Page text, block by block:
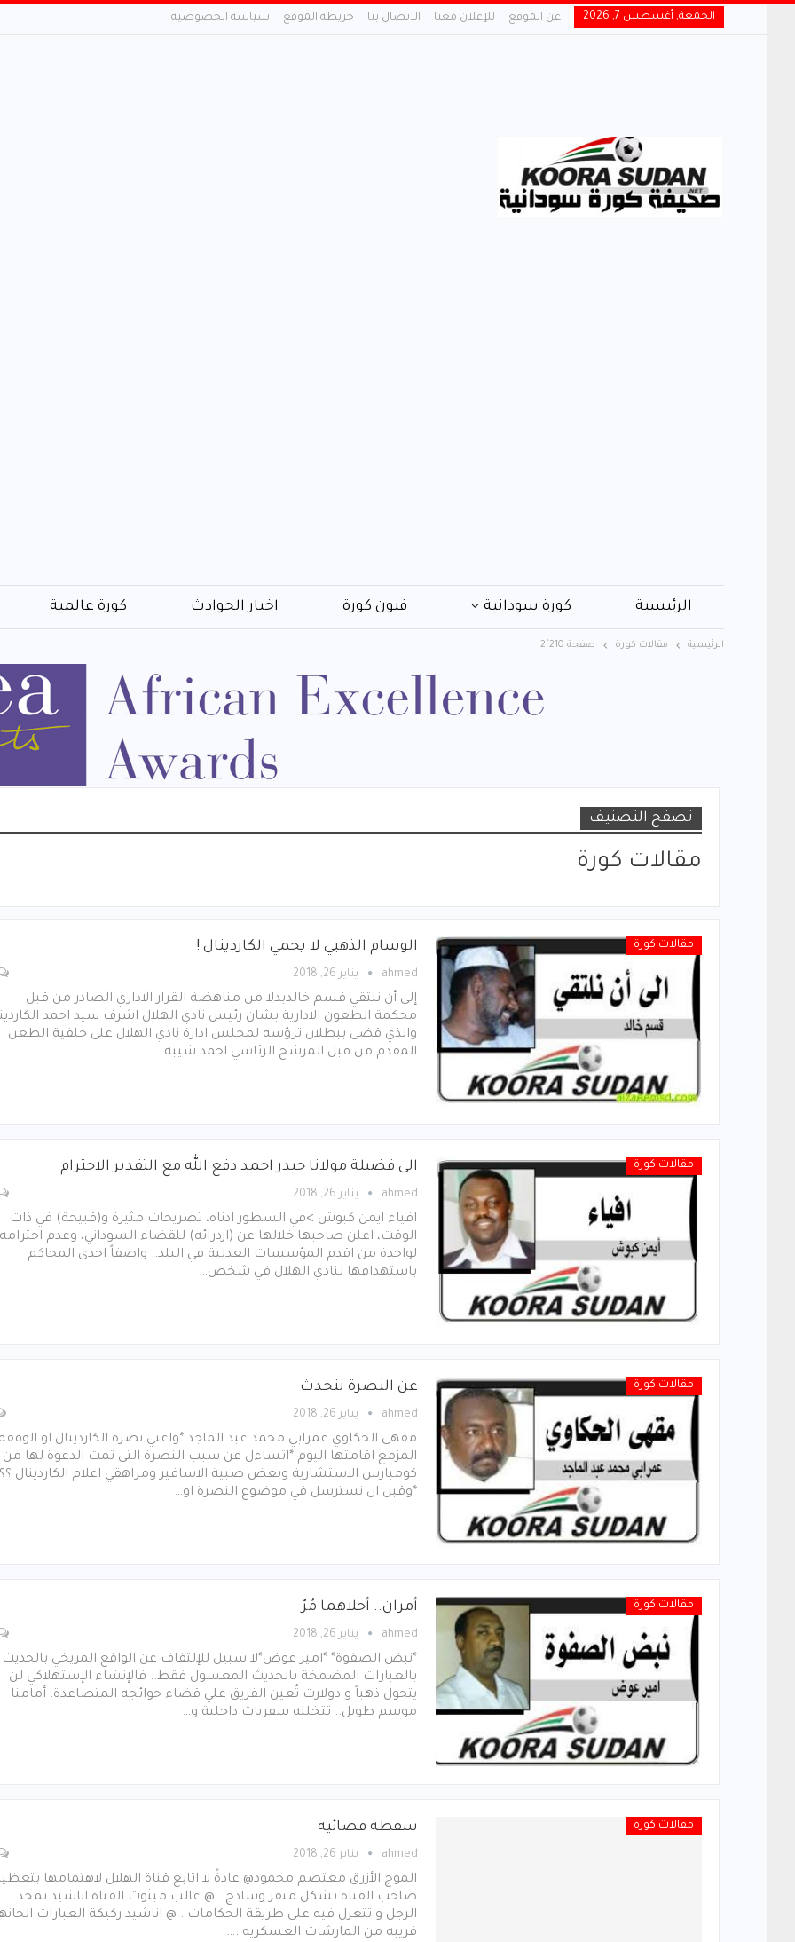
الجمعة, أغسطس 7, 2026 عن الموقع للإعلان معنا الاتصال بنا خريطة الموقع سياسة الخصوصية
الرئيسية كورة سودانية فنون كورة اخبار الحوادث كورة عالمية
الرئيسية مقالات كورة صفحة 2٬210
تصفح التصنيف
مقالات كورة
مقالات كورة الوسام الذهبي لا يحمي الكاردينال !
ahmed يناير 26, 2018
إلى أن نلتقي قسم خالدبدلا من مناهضة القرار الاداري الصادر من قبل
محكمة الطعون الادارية بشان رئيس نادي الهلال اشرف سيد احمد
والذي قضى ببطلان ترؤسه لمجلس ادارة نادي الهلال على خلفية الطعن
المقدم من قبل المرشح الرئاسي احمد شيبه…
مقالات كورة الى فضيلة مولانا حيدر احمد دفع الله مع التقدير الاحترام
ahmed يناير 26, 2018
افياء ايمن كبوش >في السطور ادناه، تصريحات مثيرة و(قبيحة) في ذات
الوقت، اعلن صاحبها خلالها عن (ازدرائه) للقضاء السوداني، وعدم احترامه
لواحدة من اقدم المؤسسات العدلية في البلد.. واصفاً احدى المحاكم
باستهدافها لنادي الهلال في شخص…
مقالات كورة عن النصرة نتحدث
ahmed يناير 26, 2018
مقهى الحكاوي عمرابي محمد عبد الماجد *واعني نصرة الكاردينال او
المزمع اقامتها اليوم *اتساءل عن سبب النصرة التي تمت الدعوة لها من
كومبارس الاستشارية وبعض صبية الاسافير ومراهقي اعلام الكاردينال
*وقبل ان نسترسل في موضوع النصرة او…
مقالات كورة أمران.. أحلاهما مُرٌ
ahmed يناير 26, 2018
*نبض الصفوة* *امير عوض*لا سبيل للإلتفاف عن الواقع المريخي بالحديث
بالعبارات المضمخة بالحديث المعسول فقط.. فالإنشاء الإستهلاكي لن
يتحول ذهباً و دولارت تُعين الفريق علي قضاء حوائجه المتصاعدة. أمامنا
موسم طويل.. تتخلله سفريات داخلية و…
مقالات كورة سقطة فضائية
ahmed يناير 26, 2018
الموج الأزرق معتصم محمود@ عادةً لا اتابع قناة الهلال لاهتمامها
صاحب القناة بشكل منفر وساذج . @ غالب مبثوث القناة اناشيد تمجد
الرجل و تتغزل فيه علي طريقة الحكامات . @ اناشيد ركيكة العبارات
قريبه من المارشات العسكريه .…